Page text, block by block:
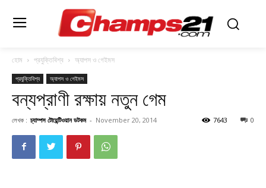
হোম প্রযুক্তিবিশ্ব অ্যাপস ও গেইমস
প্রযুক্তিবিশ্ব অ্যাপস ও গেইমস
বন্যপ্রাণী রক্ষায় নতুন গেম
লেখক : চ্যাম্পস টোয়েন্টিওয়ান ডটকম - November 20, 2014 0
7643